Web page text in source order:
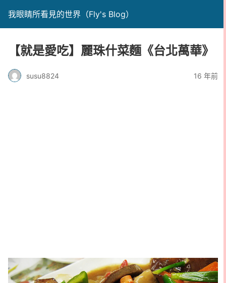
我眼睛所看見的世界（Fly's Blog）
【就是愛吃】麗珠什菜麵《台北萬華》
susu8824 16 年前